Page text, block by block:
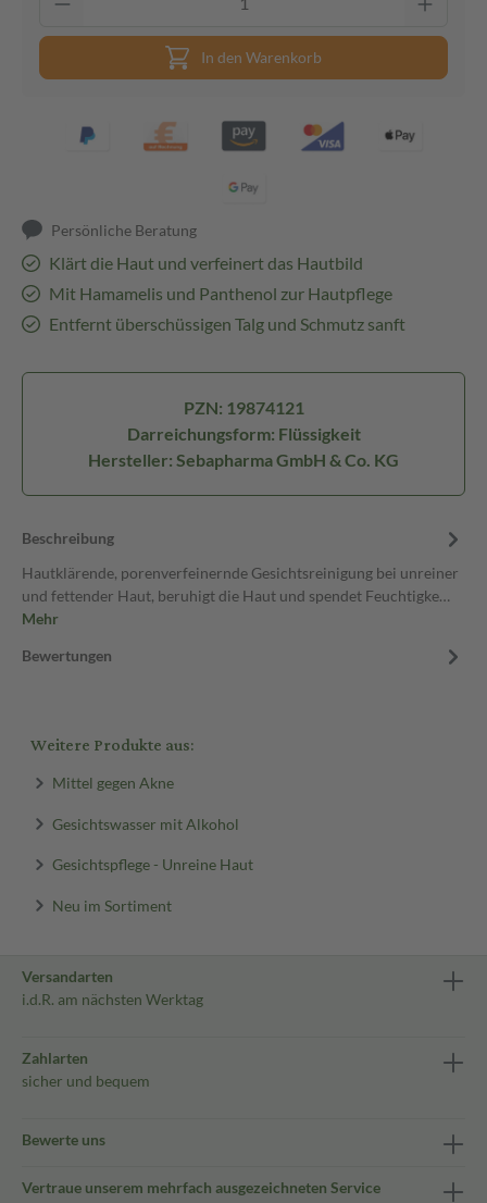
In den Warenkorb
Persönliche Beratung
Klärt die Haut und verfeinert das Hautbild
Mit Hamamelis und Panthenol zur Hautpflege
Entfernt überschüssigen Talg und Schmutz sanft
PZN: 19874121
Darreichungsform: Flüssigkeit
Hersteller: Sebapharma GmbH & Co. KG
Beschreibung
Hautklärende, porenverfeinernde Gesichtsreinigung bei unreiner
und fettender Haut, beruhigt die Haut und spendet Feuchtigke…
Mehr
Bewertungen
Weitere Produkte aus:
Mittel gegen Akne
Gesichtswasser mit Alkohol
Gesichtspflege - Unreine Haut
Neu im Sortiment
Versandarten
i.d.R. am nächsten Werktag
Zahlarten
sicher und bequem
Bewerte uns
Vertraue unserem mehrfach ausgezeichneten Service